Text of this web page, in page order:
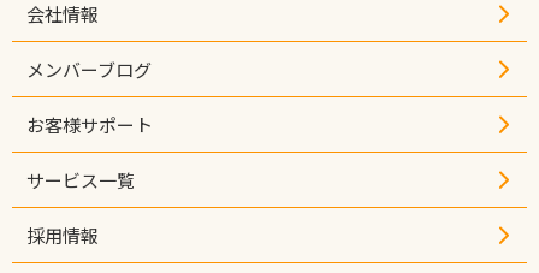
会社情報
メンバーブログ
お客様サポート
サービス一覧
採用情報